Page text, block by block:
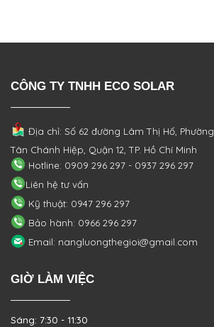
CÔNG TY TNHH ECO SOLAR
Địa chỉ: Số 62 đường Lâm Thị Hố, Phường
Tân Chánh Hiệp, Quận 12, TP. Hồ Chí Minh
Hotline: 0909 296 297 - 0937 296 297
Liên hệ tư vấn
Kỹ thuật: 0947 296 297
Bảo hành: 0966 296 297
Email: nangluongthegioi@gmail.com
GIỜ LÀM VIỆC
Sáng: 7:30 - 11:30